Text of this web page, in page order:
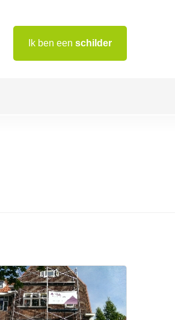
Ik ben een schilder